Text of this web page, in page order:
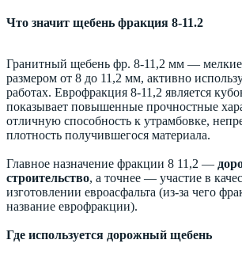
Что значит щебень фракция 8-11.2
Гранитный щебень фр. 8-11,2 мм — мелкие
размером от 8 до 11,2 мм, активно
работах. Еврофракция 8-11,2 является
показывает повышенные прочностные
отличную способность к утрамбовке,
плотность получившегося материала.
Главное назначение фракции 8 11,2 —
строительство, а точнее — участие в
изготовлении евроасфальта (из-за чего
название еврофракции).
Где используется дорожный щебень